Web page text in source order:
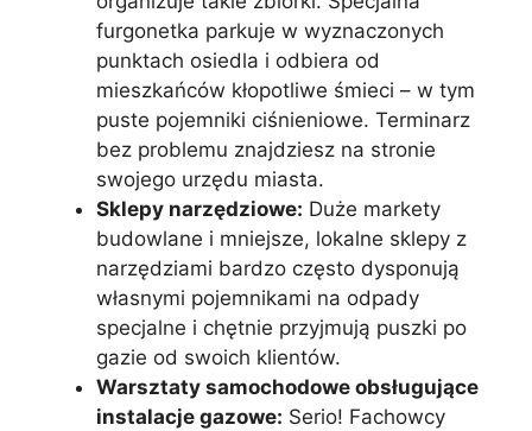
furgonetka parkuje w wyznaczonych
punktach osiedla i odbiera od
mieszkańców kłopotliwe śmieci – w tym
puste pojemniki ciśnieniowe. Terminarz
bez problemu znajdziesz na stronie
swojego urzędu miasta.
Sklepy narzędziowe: Duże markety
budowlane i mniejsze, lokalne sklepy z
narzędziami bardzo często dysponują
własnymi pojemnikami na odpady
specjalne i chętnie przyjmują puszki po
gazie od swoich klientów.
Warsztaty samochodowe obsługujące
instalacje gazowe: Serio! Fachowcy